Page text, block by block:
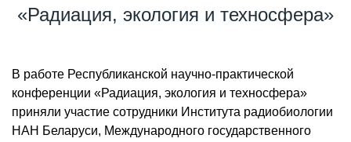
«Радиация, экология и техносфера»
В работе Республиканской научно-практической
конференции «Радиация, экология и техносфера»
приняли участие сотрудники Института радиобиологии
НАН Беларуси, Международного государственного